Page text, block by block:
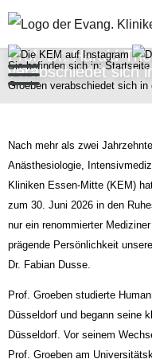
Prof. Dr. Harald-
verabschiedet sich
Sie befinden sich in:Startseite
Groeben verabschiedet sich in
Nach mehr als zwei
Anästhesiologie,
Kliniken Essen-Mitte (KEM)
zum 30. Juni 2026 in den
nur ein renommierter
prägende Persönlichkeit
Dr. Fabian Dusse.
Prof. Groeben studierte
Düsseldorf und begann seine
Düsseldorf. Vor seinem
Prof. Groeben am